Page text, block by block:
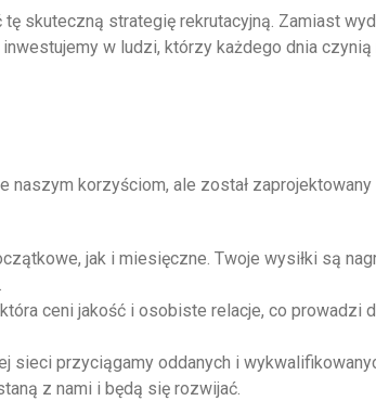
skuteczną strategię rekrutacyjną. Zamiast
w ludzi, którzy każdego dnia
naszym korzyściom, ale został
jak i miesięczne. Twoje wysiłki są
ceni jakość i osobiste relacje, co prowadzi
sieci przyciągamy oddanych i
z nami i będą się rozwijać.